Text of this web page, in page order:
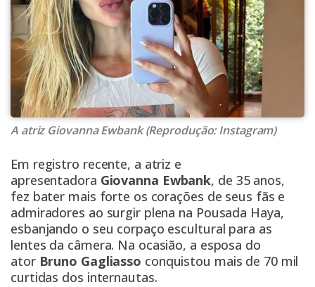
A atriz Giovanna Ewbank (Reprodução: Instagram)
Em registro recente, a atriz e
apresentadora Giovanna Ewbank, de 35 anos,
fez bater mais forte os corações de seus fãs e
admiradores ao surgir plena na Pousada Haya,
esbanjando o seu corpaço escultural para as
lentes da câmera. Na ocasião, a esposa do
ator Bruno Gagliasso conquistou mais de 70 mil
curtidas dos internautas.